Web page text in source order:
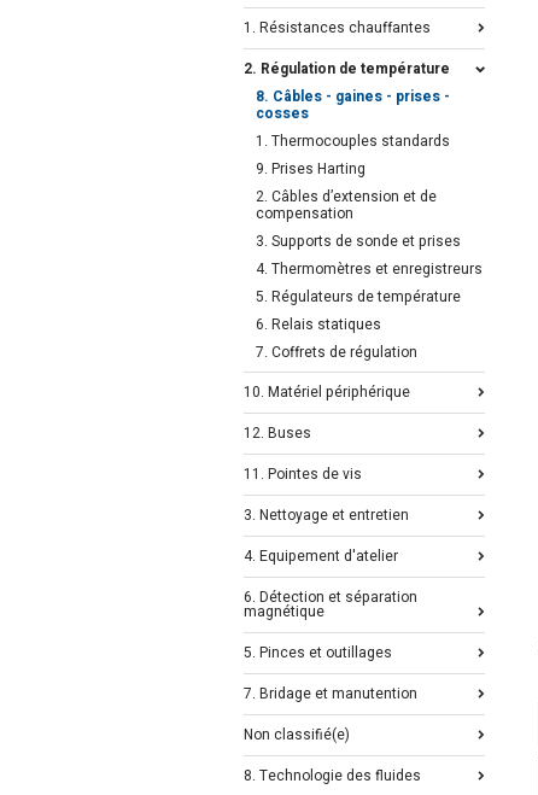
1. Résistances chauffantes
2. Régulation de température
8. Câbles - gaines - prises -
cosses
1. Thermocouples standards
9. Prises Harting
2. Câbles d’extension et de
compensation
3. Supports de sonde et prises
4. Thermomètres et enregistreurs
5. Régulateurs de température
6. Relais statiques
7. Coffrets de régulation
10. Matériel périphérique
12. Buses
11. Pointes de vis
3. Nettoyage et entretien
4. Equipement d'atelier
6. Détection et séparation
magnétique
5. Pinces et outillages
7. Bridage et manutention
Non classifié(e)
8. Technologie des fluides